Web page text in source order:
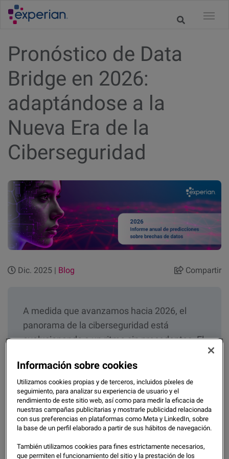
Pronóstico de Data
Bridge en 2026:
adaptándose a la
Nueva Era de la
Ciberseguridad
Dic. 2025 | Blog Compartir
A medida que avanzamos hacia 2026, el
panorama de la ciberseguridad está
evolucionando a un ritmo sin precedentes. El
Experiandestaca las tendencias emergentes
y los desafíos que las empresas deben
enfrentar para proteger sus datos y
mantener la confianza del consumidor. Esta
publicación de blog profundiza en los
sobre cómo las organizaciones pueden
Información sobre cookies
Utilizamos cookies propias y de terceros, incluidos píxeles de
seguimiento, para analizar su experiencia de usuario y el
rendimiento de este sitio web, así como para medir la eficacia de
nuestras campañas publicitarias y mostrarle publicidad relacionada
con sus preferencias en plataformas como Meta y LinkedIn, sobre
la base de un perfil elaborado a partir de sus hábitos de navegación.
También utilizamos cookies para fines estrictamente necesarios,
que permiten el funcionamiento del sitio y la prestación de los